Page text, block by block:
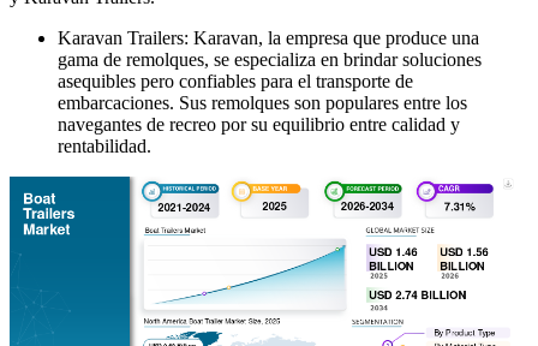
Karavan Trailers: Karavan, la empresa que produce una
gama de remolques, se especializa en brindar soluciones
asequibles pero confiables para el transporte de
embarcaciones. Sus remolques son populares entre los
navegantes de recreo por su equilibrio entre calidad y
rentabilidad.